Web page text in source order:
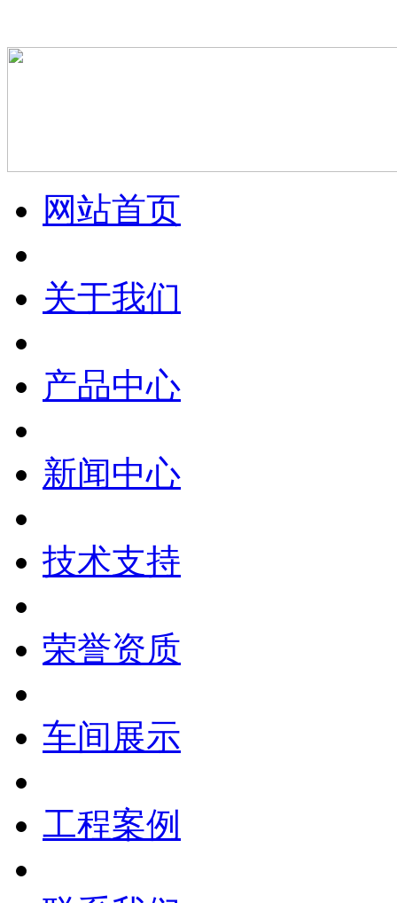
网站首页
关于我们
产品中心
新闻中心
技术支持
荣誉资质
车间展示
工程案例